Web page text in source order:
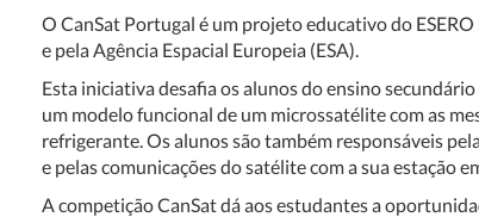
O CanSat Portugal é um projeto educativo do
e pela Agência Espacial Europeia (ESA).
Esta iniciativa desafia os alunos do ensino
um modelo funcional de um microssatélite com as
refrigerante. Os alunos são também responsáveis
e pelas comunicações do satélite com a sua estação
A competição CanSat dá aos estudantes a